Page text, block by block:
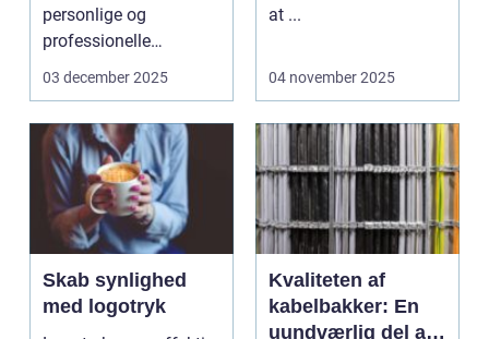
personlige og
professionelle
værktøjer. Disse u...
03 december 2025
at ...
04 november 2025
Skab synlighed
med logotryk
Kvaliteten af
kabelbakker: En
uundværlig del af